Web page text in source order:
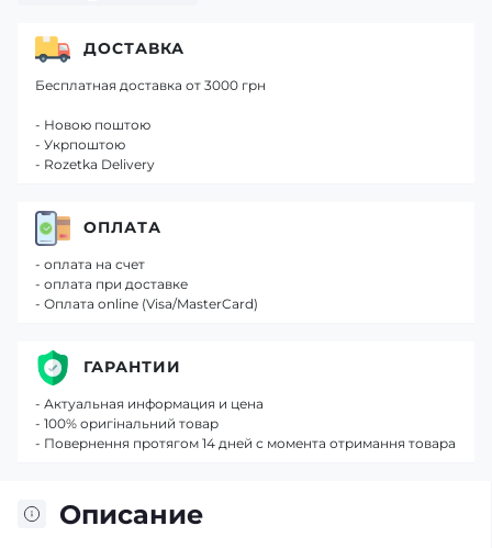
Описание
ДОСТАВКА
Бесплатная доставка от 3000 грн
- Новою поштою
- Укрпоштою
- Rozetka Delivery
ОПЛАТА
- оплата на счет
- оплата при доставке
- Оплата online (Visa/MasterCard)
ГАРАНТИИ
- Актуальная информация и цена
- 100% оригінальний товар
- Повернення протягом 14 дней с момента отримання товара